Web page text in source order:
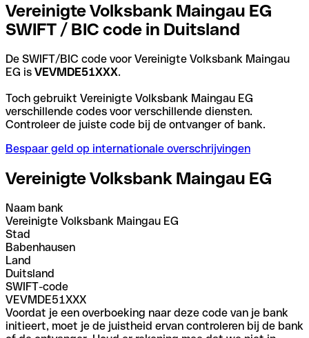
Vereinigte Volksbank Maingau EG
SWIFT / BIC code in Duitsland
De SWIFT/BIC code voor Vereinigte Volksbank Maingau
EG is VEVMDE51XXX.
Toch gebruikt Vereinigte Volksbank Maingau EG
verschillende codes voor verschillende diensten.
Controleer de juiste code bij de ontvanger of bank.
Bespaar geld op internationale overschrijvingen
Vereinigte Volksbank Maingau EG
Naam bank
Vereinigte Volksbank Maingau EG
Stad
Babenhausen
Land
Duitsland
SWIFT-code
VEVMDE51XXX
Voordat je een overboeking naar deze code van je bank
initieert, moet je de juistheid ervan controleren bij de bank